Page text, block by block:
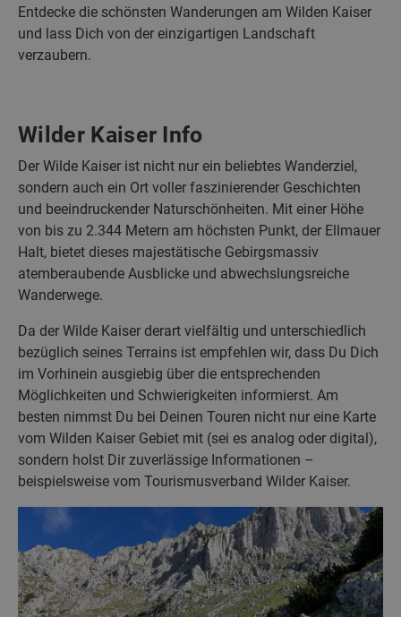
Entdecke die schönsten Wanderungen am Wilden Kaiser
und lass Dich von der einzigartigen Landschaft
verzaubern.
Wilder Kaiser Info
Der Wilde Kaiser ist nicht nur ein beliebtes Wanderziel,
sondern auch ein Ort voller faszinierender Geschichten
und beeindruckender Naturschönheiten. Mit einer Höhe
von bis zu 2.344 Metern am höchsten Punkt, der Ellmauer
Halt, bietet dieses majestätische Gebirgsmassiv
atemberaubende Ausblicke und abwechslungsreiche
Wanderwege.
Da der Wilde Kaiser derart vielfältig und unterschiedlich
bezüglich seines Terrains ist empfehlen wir, dass Du Dich
im Vorhinein ausgiebig über die entsprechenden
Möglichkeiten und Schwierigkeiten informierst. Am
besten nimmst Du bei Deinen Touren nicht nur eine Karte
vom Wilden Kaiser Gebiet mit (sei es analog oder digital),
sondern holst Dir zuverlässige Informationen –
beispielsweise vom Tourismusverband Wilder Kaiser.